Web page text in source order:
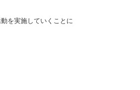
を実施していくことに